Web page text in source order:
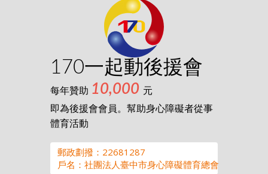
170一起動後援會
每年贊助 10,000 元
即為後援會會員。幫助身心障礙者從事
體育活動
郵政劃撥：22681287
戶名：社團法人臺中市身心障礙體育總會